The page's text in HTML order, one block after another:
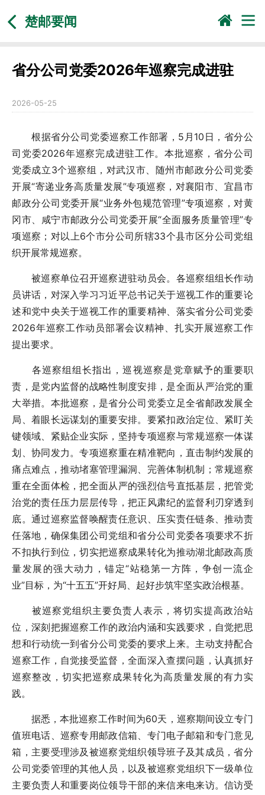
楚邮要闻
省分公司党委2026年巡察完成进驻
2026-05-25
根据省分公司党委巡察工作部署，5月10日，省分公
司党委2026年巡察完成进驻工作。本批巡察，省分公司
党委成立3个巡察组，对武汉市、随州市邮政分公司党委
开展“寄递业务高质量发展”专项巡察，对襄阳市、宜昌市
邮政分公司党委开展“业务外包规范管理”专项巡察，对黄
冈市、咸宁市邮政分公司党委开展“全面服务质量管理”专
项巡察；对以上6个市分公司所辖33个县市区分公司党组
织开展常规巡察。
被巡察单位召开巡察进驻动员会。各巡察组组长作动
员讲话，对深入学习习近平总书记关于巡视工作的重要论
述和党中央关于巡视工作的重要精神、落实省分公司党委
2026年巡察工作动员部署会议精神、扎实开展巡察工作
提出要求。
各巡察组组长指出，巡视巡察是党章赋予的重要职
责，是党内监督的战略性制度安排，是全面从严治党的重
大举措。本批巡察，是省分公司党委立足全省邮政发展全
局、着眼长远谋划的重要安排。要紧扣政治定位、紧盯关
键领域、紧贴企业实际，坚持专项巡察与常规巡察一体谋
划、协同发力。专项巡察重在精准靶向，直击制约发展的
痛点难点，推动堵塞管理漏洞、完善体制机制；常规巡察
重在全面体检，把全面从严的强烈信号直抵基层，把管党
治党的责任压力层层传导，把正风肃纪的监督利刃穿透到
底。通过巡察监督唤醒责任意识、压实责任链条、推动责
任落地，确保集团公司党组和省分公司党委各项要求不折
不扣执行到位，切实把巡察成果转化为推动湖北邮政高质
量发展的强大动力，锚定“站稳第一方阵，争创一流企
业”目标，为“十五五”开好局、起好步筑牢坚实政治根基。
被巡察党组织主要负责人表示，将切实提高政治站
位，深刻把握巡察工作的政治内涵和实践要求，自觉把思
想和行动统一到省分公司党委的要求上来。主动支持配合
巡察工作，自觉接受监督，全面深入查摆问题，认真抓好
巡察整改，切实把巡察成果转化为高质量发展的有力实
践。
据悉，本批巡察工作时间为60天，巡察期间设立专门
值班电话、巡察专用邮政信箱、专门电子邮箱和专门意见
箱，主要受理涉及被巡察党组织领导班子及其成员，省分
公司党委管理的其他人员，以及被巡察党组织下一级单位
主要负责人和重要岗位领导干部的来信来电来访。信访受